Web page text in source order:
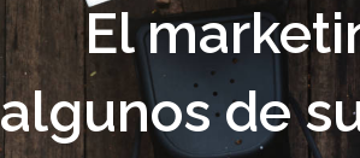
El
algunos de